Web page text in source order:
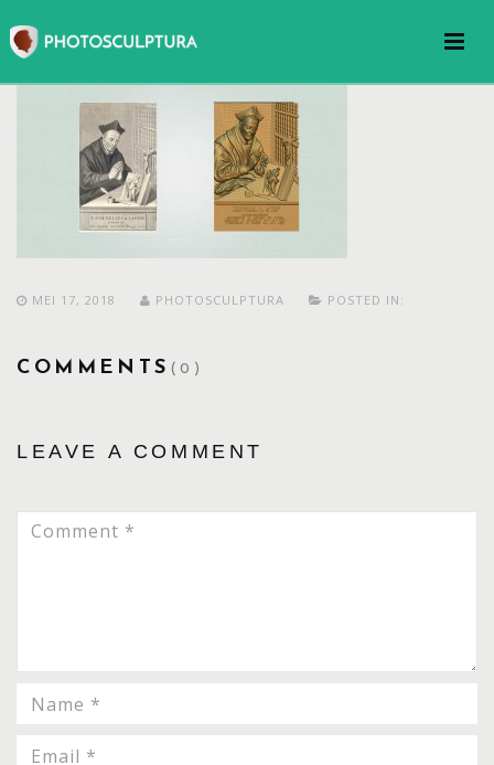
MEI 17, 2018 PHOTOSCULPTURA POSTED IN:
COMMENTS (0)
LEAVE A COMMENT